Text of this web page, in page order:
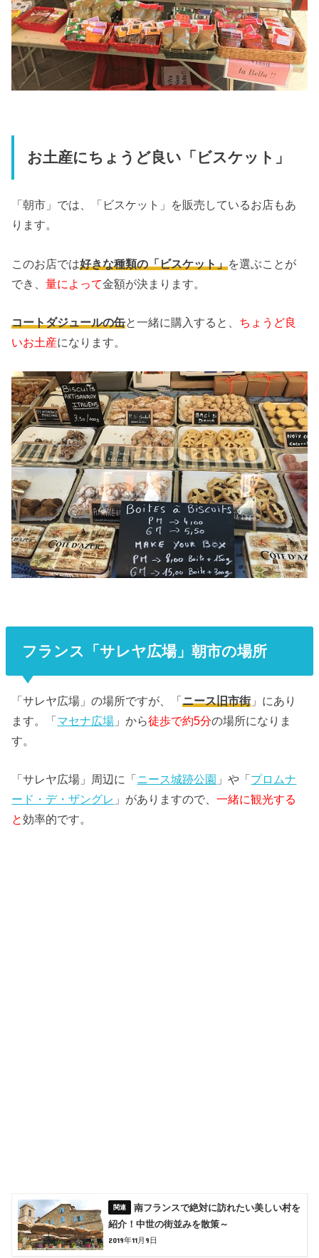
お土産にちょうど良い「ビスケット」
「朝市」では、「ビスケット」を販売しているお店もあ
ります。
このお店では好きな種類の「ビスケット」を選ぶことが
でき、量によって金額が決まります。
コートダジュールの缶と一緒に購入すると、 ちょうど良
いお土産になります。
フランス「サレヤ広場」朝市の場所
「サレヤ広場」の場所ですが、「ニース旧市街」にあり
ます。「マセナ広場 」から徒歩で約5分の場所になりま
す。
「サレヤ広場」周辺に「ニース城跡公園 」や「プロムナ
ード・デ・ザングレ 」がありますので、一緒に観光する
と効率的です。
南フランスで絶対に訪れたい美しい村を
紹介！中世の街並みを散策～
2019年11月9日